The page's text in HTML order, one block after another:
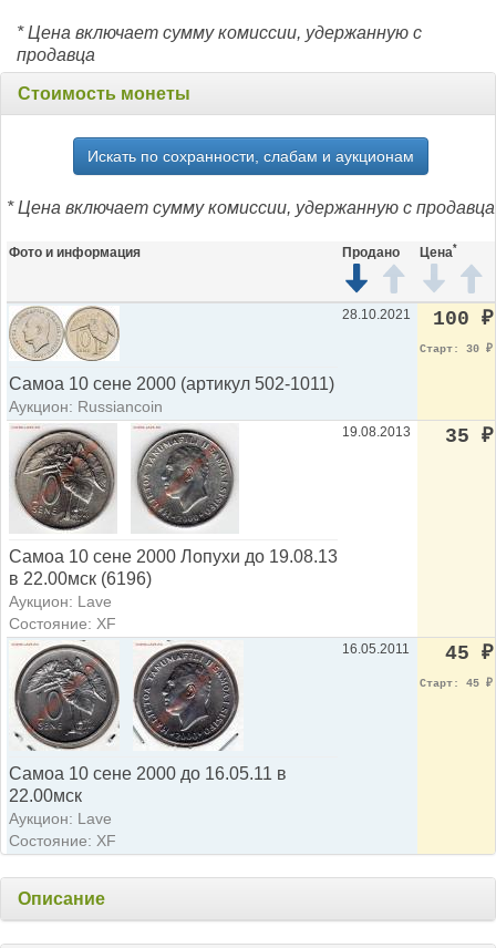
* Цена включает сумму комиссии, удержанную с
продавца
Стоимость монеты
Искать по сохранности, слабам и аукционам
* Цена включает сумму комиссии, удержанную с продавца
Фото и информация Продано Цена*
Самоа 10 сене 2000 (артикул 502-1011)
Аукцион: Russiancoin
28.10.2021 100 ₽
Старт: 30 ₽
Самоа 10 сене 2000 Лопухи до 19.08.13
в 22.00мск (6196)
Аукцион: Lave
Состояние: XF
19.08.2013 35 ₽
Самоа 10 сене 2000 до 16.05.11 в
22.00мск
Аукцион: Lave
Состояние: XF
16.05.2011 45 ₽
Старт: 45 ₽
Описание